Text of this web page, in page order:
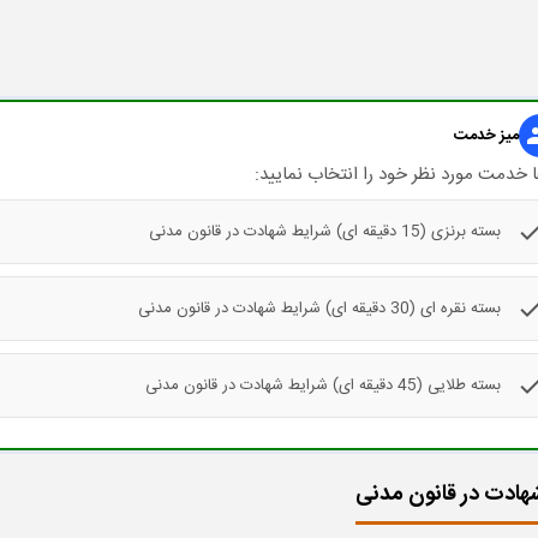
میز خدمت
خدمت مورد نظر خود را انتخاب نمایید:
بسته برنزی (15 دقیقه ای) شرایط شهادت در قانون مدنی
بسته نقره ای (30 دقیقه ای) شرایط شهادت در قانون مدنی
بسته طلایی (45 دقیقه ای) شرایط شهادت در قانون مدنی
در قانون مدنی